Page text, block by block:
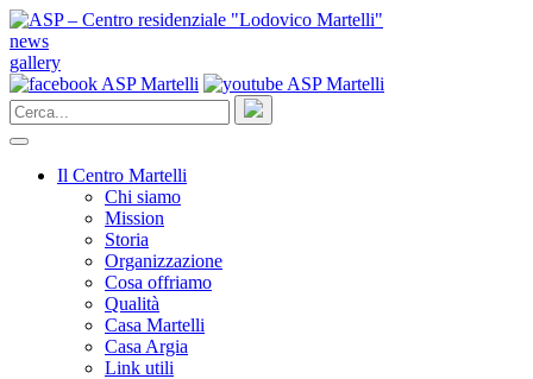
news
gallery
Il Centro Martelli
Chi siamo
Mission
Storia
Organizzazione
Cosa offriamo
Qualità
Casa Martelli
Casa Argia
Link utili